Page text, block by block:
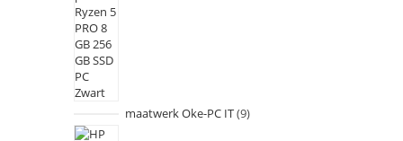
maatwerk Oke-PC IT 9